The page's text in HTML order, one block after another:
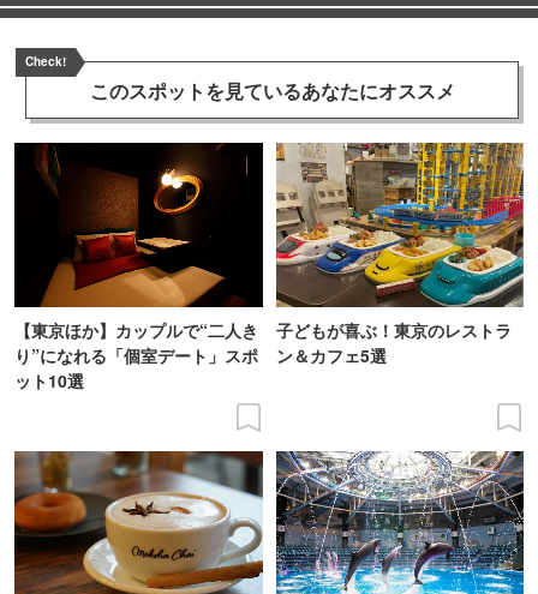
Check!
このスポットを見ているあなたにオススメ
【東京ほか】カップルで“二人き
り”になれる「個室デート」スポ
ット10選
子どもが喜ぶ！東京のレストラ
ン＆カフェ5選